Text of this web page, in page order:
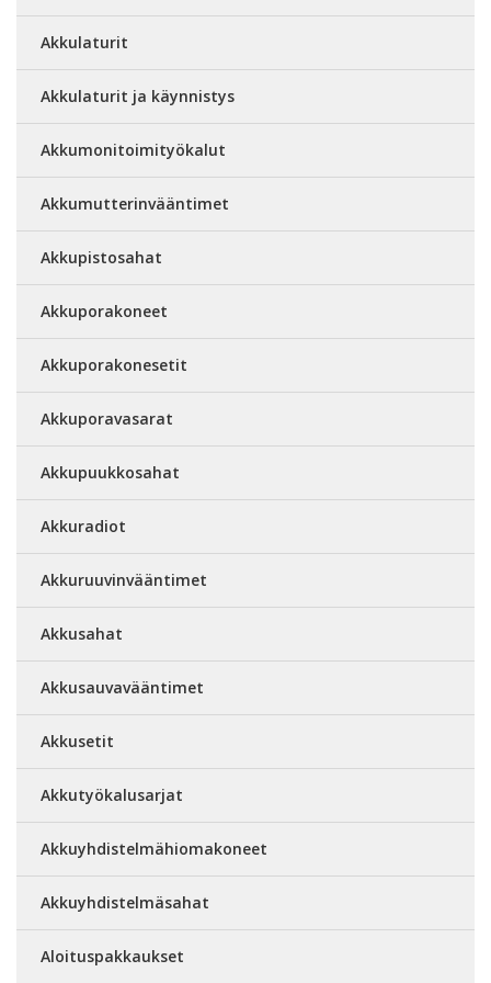
Akkulaturit
Akkulaturit ja käynnistys
Akkumonitoimityökalut
Akkumutterinvääntimet
Akkupistosahat
Akkuporakoneet
Akkuporakonesetit
Akkuporavasarat
Akkupuukkosahat
Akkuradiot
Akkuruuvinvääntimet
Akkusahat
Akkusauvavääntimet
Akkusetit
Akkutyökalusarjat
Akkuyhdistelmähiomakoneet
Akkuyhdistelmäsahat
Aloituspakkaukset